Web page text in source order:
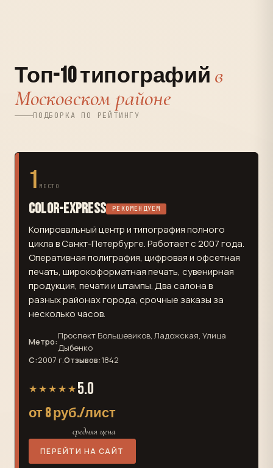
Топ-10 типографий в
Московском районе
ПОДБОРКА ПО РЕЙТИНГУ
1 МЕСТО
Color-Express РЕКОМЕНДУЕМ
Копировальный центр и типография полного
цикла в Санкт-Петербурге. Работает с 2007 года.
Оперативная полиграфия, цифровая и офсетная
печать, широкоформатная печать, сувенирная
продукция, печати и штампы. Два салона в
разных районах города, срочные заказы за
несколько часов.
Метро:
Проспект Большевиков, Ладожская, Улица
Дыбенко
С:2007 г.Отзывов:1842
★★★★★ 5.0
от 8 руб./лист
средняя цена
ПЕРЕЙТИ НА САЙТ